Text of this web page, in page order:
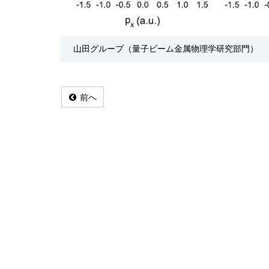
山田グループ（量子ビーム金属物理学研究部門）
前へ